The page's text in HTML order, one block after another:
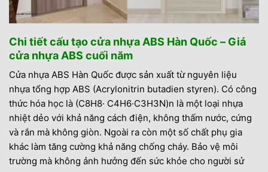
Chi tiết cấu tạo cửa nhựa ABS Hàn Quốc – Giá
cửa nhựa ABS cuối năm
Cửa nhựa ABS Hàn Quốc được sản xuất từ nguyên liệu
nhựa tổng hợp ABS (Acrylonitrin butadien styren). Có công
thức hóa học là (C8H8· C4H6·C3H3N)n là một loại nhựa
nhiệt dẻo với khả năng cách điện, không thấm nước, cứng
và rắn mà không giòn. Ngoài ra còn một số chất phụ gia
khác làm tăng cường khả năng chống cháy. Bảo vệ môi
trường mà không ảnh hưởng đến sức khỏe cho người sử